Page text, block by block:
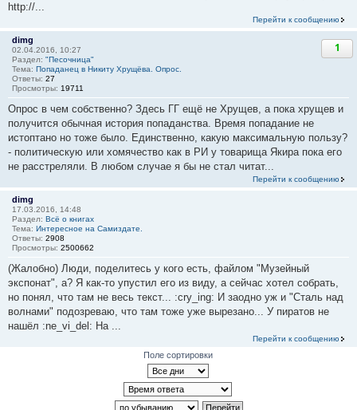
http://...
Перейти к сообщению
dimg
02.04.2016, 10:27
Раздел: "Песочница"
Тема: Попаданец в Никиту Хрущёва. Опрос.
Ответы: 27
Просмотры: 19711
1
Опрос в чем собственно? Здесь ГГ ещё не Хрущев, а пока хрущев и
получится обычная история попаданства. Время попадание не
истоптано но тоже было. Единственно, какую максимальную пользу?
- политическую или хомячество как в РИ у товарища Якира пока его
не расстреляли. В любом случае я бы не стал читат...
Перейти к сообщению
dimg
17.03.2016, 14:48
Раздел: Всё о книгах
Тема: Интересное на Самиздате.
Ответы: 2908
Просмотры: 2500662
(Жалобно) Люди, поделитесь у кого есть, файлом "Музейный
экспонат", а? Я как-то упустил его из виду, а сейчас хотел собрать,
но понял, что там не весь текст... :cry_ing: И заодно уж и "Сталь над
волнами" подозреваю, что там тоже уже вырезано... У пиратов не
нашёл :ne_vi_del: На ...
Перейти к сообщению
Поле сортировки